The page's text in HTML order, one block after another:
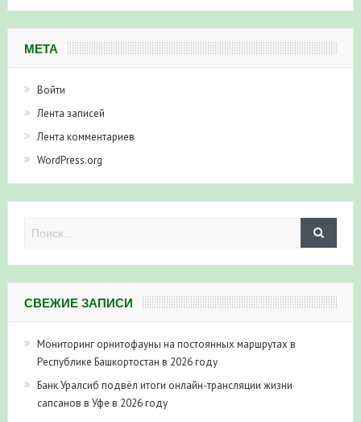
МЕТА
Войти
Лента записей
Лента комментариев
WordPress.org
СВЕЖИЕ ЗАПИСИ
Мониторинг орнитофауны на постоянных маршрутах в
Республике Башкортостан в 2026 году
Банк Уралсиб подвёл итоги онлайн-трансляции жизни
сапсанов в Уфе в 2026 году